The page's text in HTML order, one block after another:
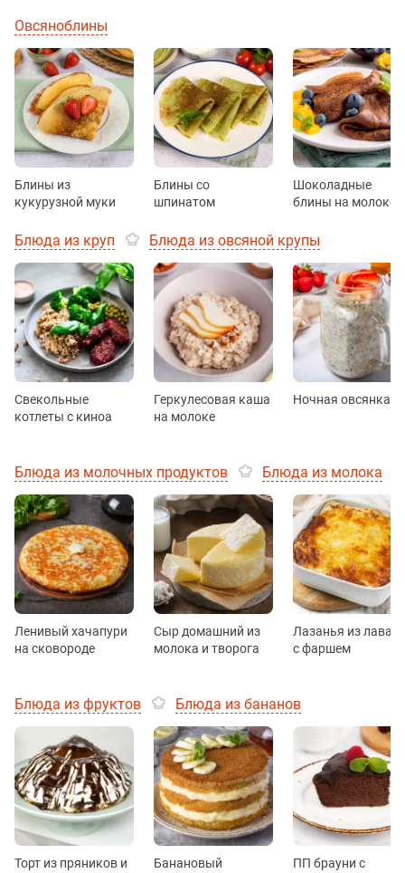
Овсяноблины
Блины из
кукурузной муки
Блины со
шпинатом
Шоколадные
блины на молоке
Блюда из круп Блюда из овсяной крупы
Свекольные
котлеты с киноа
Геркулесовая каша
на молоке
Ночная овсянка
Блюда из молочных продуктов Блюда из молока
Ленивый хачапури
на сковороде
Сыр домашний из
молока и творога
Лазанья из
с фаршем
Блюда из фруктов Блюда из бананов
Торт из пряников и Банановый ПП брауни с